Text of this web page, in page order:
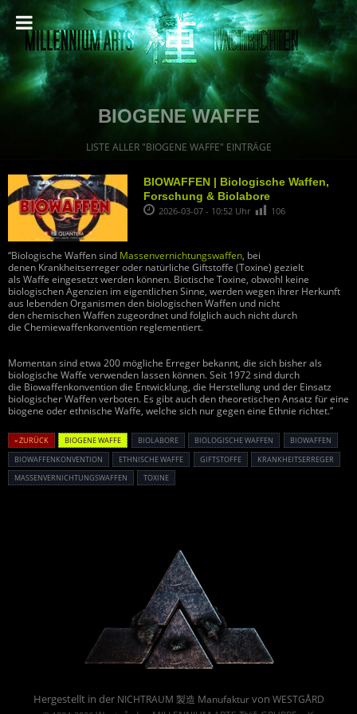
BIOGENE WAFFE
LISTE ALLER "BIOGENE WAFFE" EINTRÄGE
BIOWAFFEN | Biologische Waffen,
Forschung & Biolabore
2026-03-07 - 10:52 Uhr 106
“Biologische Waffen sind Massenvernichtungswaffen, bei
denen Krankheitserreger oder natürliche Giftstoffe (Toxine) gezielt
als Waffe eingesetzt werden können. Biotische Toxine, obwohl keine
biologischen Agenzien im eigentlichen Sinne, werden wegen ihrer Herkunft
aus lebenden Organismen den biologischen Waffen und nicht
den chemischen Waffen zugeordnet und folglich auch nicht durch
die Chemiewaffenkonvention reglementiert.
Momentan sind etwa 200 mögliche Erreger bekannt, die sich bisher als
biologische Waffe verwenden lassen können. Seit 1972 sind durch
die Biowaffenkonvention die Entwicklung, die Herstellung und der Einsatz
biologischer Waffen verboten. Es gibt auch den theoretischen Ansatz für eine
biogene oder ethnische Waffe, welche sich nur gegen eine Ethnie richtet.”
« ZURÜCK BIOGENE WAFFE BIOLABORE BIOLOGISCHE WAFFEN
BIOWAFFEN
BIOWAFFENKONVENTION
ETHNISCHE WAFFE GIFTSTOFFE
KRANKHEITSERREGER
MASSENVERNICHTUNGSWAFFEN
TOXINE
Hergestellt in der NICHTRAUM 製造 Manufakturvon WESTGÅRD
Powered By :